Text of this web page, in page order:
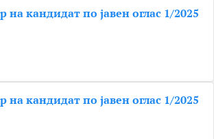
на кандидат по јавен оглас 1/2025
на кандидат по јавен оглас 1/2025